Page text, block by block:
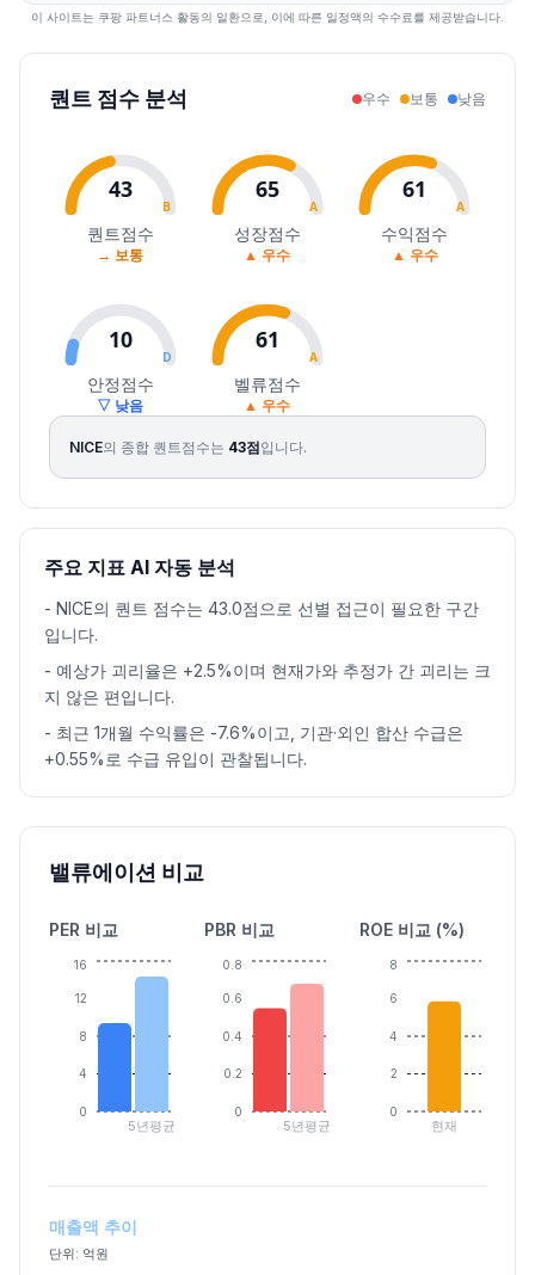
2026.08.05
127801290012660127900.08 28453
이 사이트는 쿠팡 파트너스 활동의 일환으로, 이에 따른 일정액의 수수료를 제공받습니다.
퀀트 점수 분석 우수 보통 낮음
43
B
퀀트점수
→ 보통
65
A
성장점수
▲ 우수
61
A
수익점수
▲ 우수
10
D
안정점수
▽ 낮음
61
A
벨류점수
▲ 우수
NICE의 종합 퀀트점수는 43점입니다.
주요 지표 AI 자동 분석
- NICE의 퀀트 점수는 43.0점으로 선별 접근이 필요한 구간
입니다.
- 예상가 괴리율은 +2.5%이며 현재가와 추정가 간 괴리는 크
지 않은 편입니다.
- 최근 1개월 수익률은 -7.6%이고, 기관·외인 합산 수급은
+0.55%로 수급 유입이 관찰됩니다.
밸류에이션 비교
PER 비교
5년평균
0
4
8
12
16
PBR 비교
5년평균
0
0.2
0.4
0.6
0.8
ROE 비교 (%)
현재
0
2
4
6
8
매출액 추이
단위: 억원